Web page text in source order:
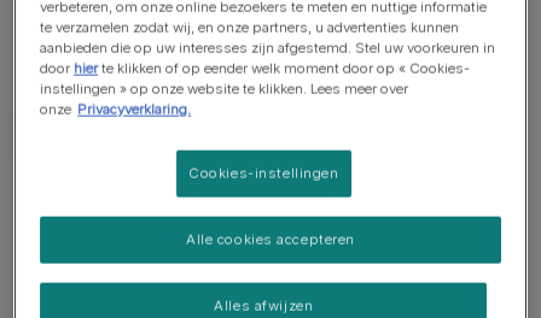
Wat je moet weten over dit ras
Speelse, nieuwsgierige kat
Sociale, aanhankelijke kat
verbeteren, om onze online bezoekers te meten en nuttige informatie
te verzamelen zodat wij, en onze partners, u advertenties kunnen
aanbieden die op uw interesses zijn afgestemd. Stel uw voorkeuren in
door hierte klikken of op eender welk moment door op « Cookies-
instellingen » op onze website te klikken. Lees meer over
onze Privacyverklaring.
Cookies-instellingen
Alles afwijzen
Alle cookies accepteren